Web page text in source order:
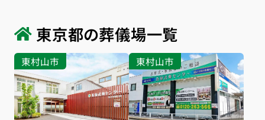
東京都の葬儀場一覧
東村山市 東村山市